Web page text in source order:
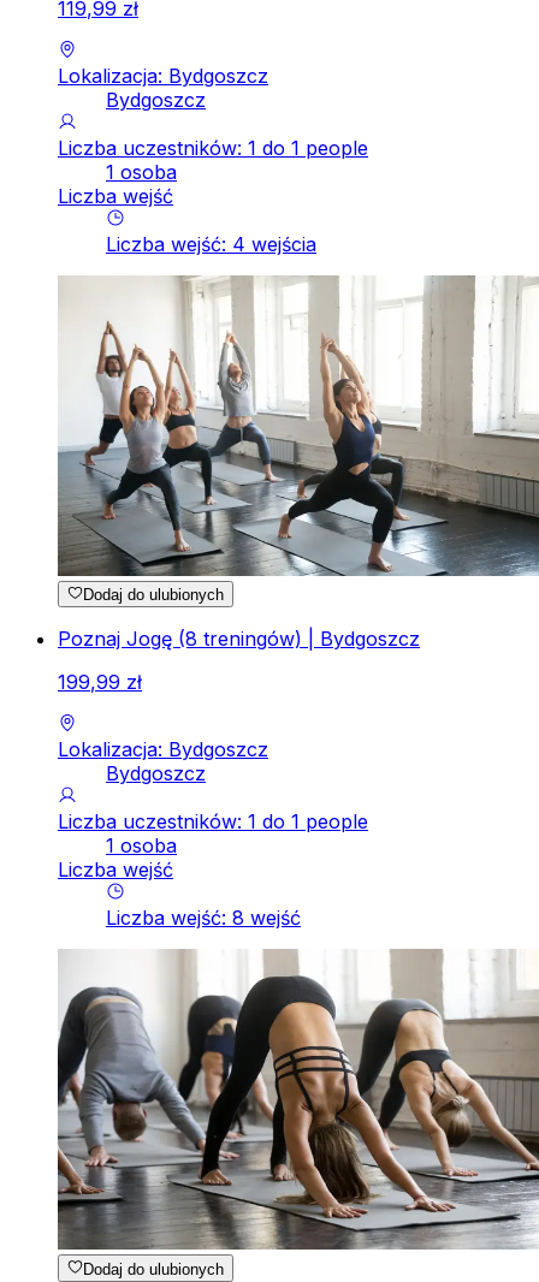
119,99 zł
Lokalizacja: Bydgoszcz
Bydgoszcz
Liczba uczestników: 1 do 1 people
1 osoba
Liczba wejść
Liczba wejść: 4 wejścia
Dodaj do ulubionych
Poznaj Jogę (8 treningów) | Bydgoszcz
199,99 zł
Lokalizacja: Bydgoszcz
Bydgoszcz
Liczba uczestników: 1 do 1 people
1 osoba
Liczba wejść
Liczba wejść: 8 wejść
Dodaj do ulubionych